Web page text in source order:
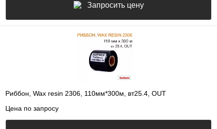
Запросить цену
Риббон, Wax resin 2306, 110мм*300м, вт25.4, OUT
Цена по запросу